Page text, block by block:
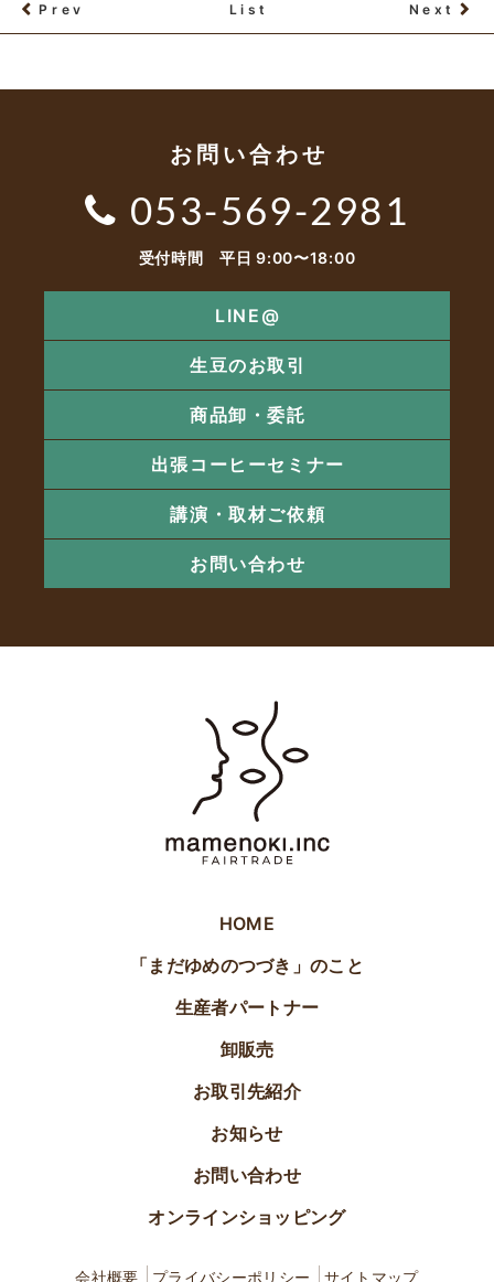
Prev List Next
お問い合わせ
053-569-2981
受付時間 平日 9:00〜18:00
LINE@
生豆のお取引
商品卸・委託
出張コーヒーセミナー
講演・取材ご依頼
お問い合わせ
HOME
「まだゆめのつづき」のこと
生産者パートナー
卸販売
お取引先紹介
お知らせ
お問い合わせ
オンラインショッピング
会社概要 プライバシーポリシー サイトマップ